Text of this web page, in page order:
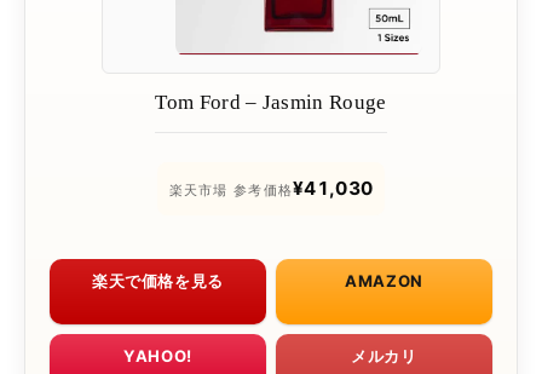
Tom Ford – Jasmin Rouge
楽天市場 参考価格¥41,030
楽天で価格を見る AMAZON
YAHOO! メルカリ